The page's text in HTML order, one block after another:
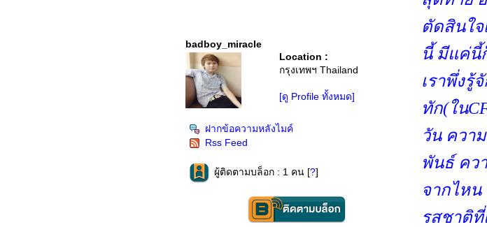
badboy_miracle
Location :
กรุงเทพฯ Thailand
[ดู Profile ทั้งหมด]
ฝากข้อความหลังไมค์
Rss Feed
ผู้ติดตามบล็อก : 1 คน [?]
ตัดสินใ
นี้ มีแค่นี้
เราพึ่งรู้
ทัก(ใน
วัน ควา
พันธ์ คว
จากไห
รสชาติ